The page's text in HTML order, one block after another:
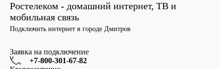
Ростелеком - домашний интернет, ТВ и
мобильная связь
Подключить интернет в городе Дмитров
Заявка на подключение
+7-800-301-67-82